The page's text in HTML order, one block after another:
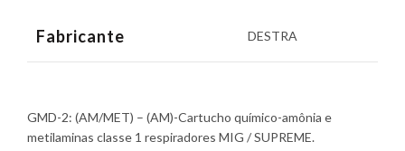
Fabricante DESTRA
GMD-2: (AM/MET) – (AM)-Cartucho químico-amônia e
metilaminas classe 1 respiradores MIG / SUPREME.